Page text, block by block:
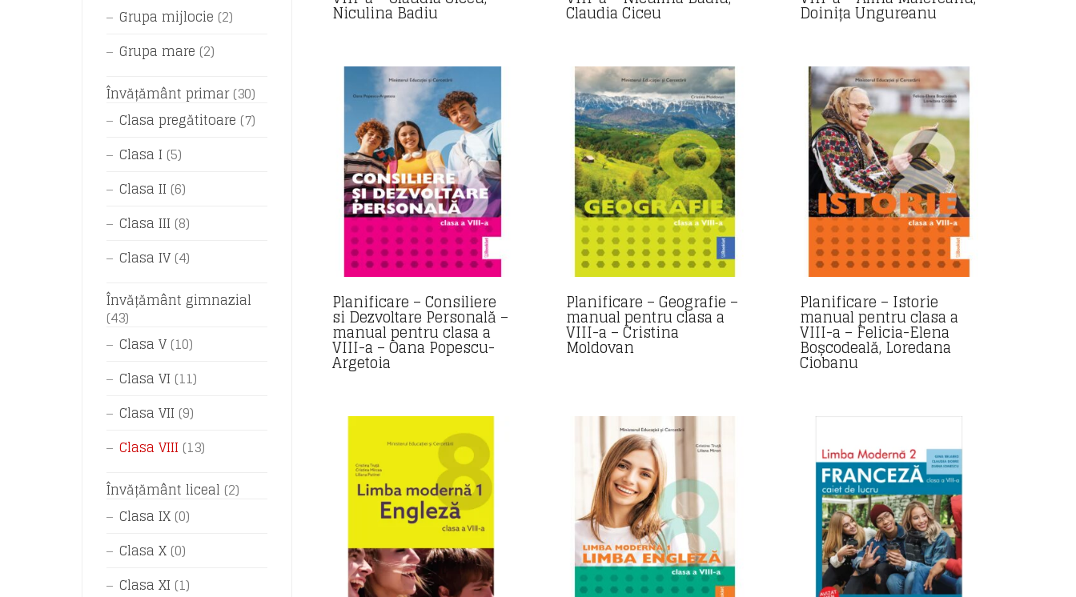
Niculina Badiu Claudia Ciceu Doinița Ungureanu
Planificare – Consiliere
si Dezvoltare Personală –
manual pentru clasa a
VIII-a – Oana Popescu-
Argetoia
Planificare – Geografie –
manual pentru clasa a
VIII-a – Cristina
Moldovan
Planificare – Istorie
manual pentru clasa a
VIII-a – Felicia-Elena
Boșcodeală, Loredana
Ciobanu
Grupa mijlocie (2)
Grupa mare (2)
Învățământ primar (30)
Clasa pregătitoare (7)
Clasa I (5)
Clasa II (6)
Clasa III (8)
Clasa IV (4)
Învățământ gimnazial
(43)
Clasa V (10)
Clasa VI (11)
Clasa VII (9)
Clasa VIII (13)
Învățământ liceal (2)
Clasa IX (0)
Clasa X (0)
Clasa XI (1)